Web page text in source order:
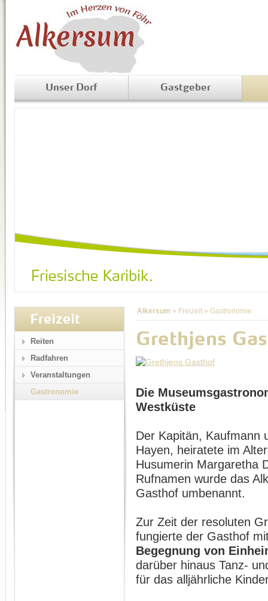
Unser Dorf Gastgeber
Alkersum » Freizeit » Gastronomie
Grethjens
Die
Westküste
Der Kapitän, Kaufmann
Hayen, heiratete im
Husumerin Margaretha
Rufnamen wurde das
Gasthof umbenannt.
Zur Zeit der resoluten
fungierte der Gasthof
Begegnung von
darüber hinaus Tanz-
für das alljährliche
Freizeit
Reiten
Radfahren
Veranstaltungen
Gastronomie